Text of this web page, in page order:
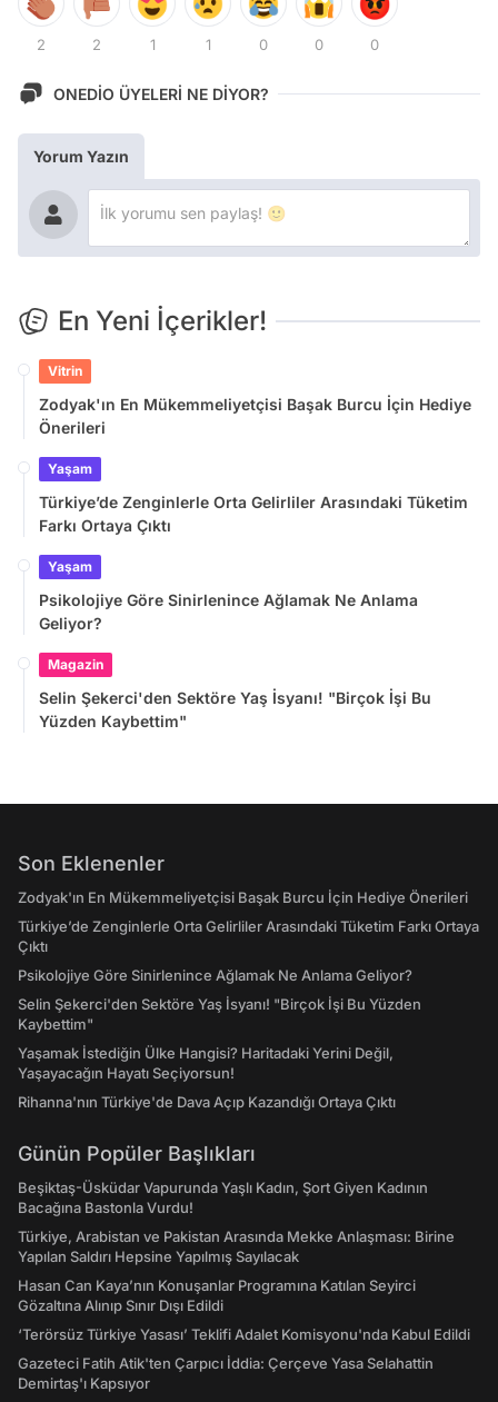
2 2 1 1 0 0 0
ONEDİO ÜYELERİ NE DİYOR?
Yorum Yazın
En Yeni İçerikler!
Vitrin
Zodyak'ın En Mükemmeliyetçisi Başak Burcu İçin Hediye
Önerileri
Yaşam
Türkiye’de Zenginlerle Orta Gelirliler Arasındaki Tüketim
Farkı Ortaya Çıktı
Yaşam
Psikolojiye Göre Sinirlenince Ağlamak Ne Anlama
Geliyor?
Magazin
Selin Şekerci'den Sektöre Yaş İsyanı! "Birçok İşi Bu
Yüzden Kaybettim"
Son Eklenenler
Zodyak'ın En Mükemmeliyetçisi Başak Burcu İçin Hediye Önerileri
Türkiye’de Zenginlerle Orta Gelirliler Arasındaki Tüketim Farkı Ortaya
Çıktı
Psikolojiye Göre Sinirlenince Ağlamak Ne Anlama Geliyor?
Selin Şekerci'den Sektöre Yaş İsyanı! "Birçok İşi Bu Yüzden
Kaybettim"
Yaşamak İstediğin Ülke Hangisi? Haritadaki Yerini Değil,
Yaşayacağın Hayatı Seçiyorsun!
Rihanna'nın Türkiye'de Dava Açıp Kazandığı Ortaya Çıktı
Günün Popüler Başlıkları
Beşiktaş-Üsküdar Vapurunda Yaşlı Kadın, Şort Giyen Kadının
Bacağına Bastonla Vurdu!
Türkiye, Arabistan ve Pakistan Arasında Mekke Anlaşması: Birine
Yapılan Saldırı Hepsine Yapılmış Sayılacak
Hasan Can Kaya’nın Konuşanlar Programına Katılan Seyirci
Gözaltına Alınıp Sınır Dışı Edildi
‘Terörsüz Türkiye Yasası’ Teklifi Adalet Komisyonu'nda Kabul Edildi
Gazeteci Fatih Atik'ten Çarpıcı İddia: Çerçeve Yasa Selahattin
Demirtaş'ı Kapsıyor